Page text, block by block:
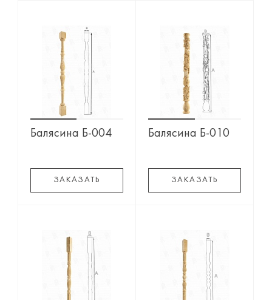
Балясина Б-004
ЗАКАЗАТЬ
Балясина Б-010
ЗАКАЗАТЬ